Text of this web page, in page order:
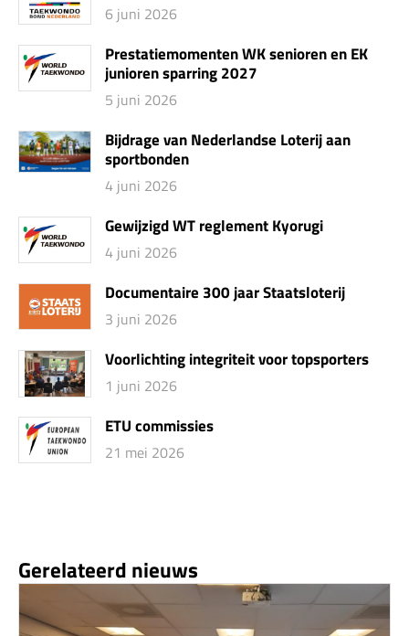
6 juni 2026
Prestatiemomenten WK senioren en EK
junioren sparring 2027
5 juni 2026
Bijdrage van Nederlandse Loterij aan
sportbonden
4 juni 2026
Gewijzigd WT reglement Kyorugi
4 juni 2026
Documentaire 300 jaar Staatsloterij
3 juni 2026
Voorlichting integriteit voor topsporters
1 juni 2026
ETU commissies
21 mei 2026
Gerelateerd nieuws